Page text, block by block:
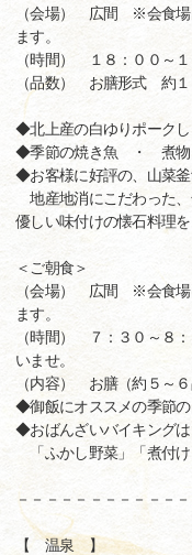
（会場） 広間 ※会食場
ます。
（時間） １８：００～
（品数） お膳形式 約１
◆北上産の白ゆりポーク
◆季節の焼き魚 ・ 煮
◆お客様に好評の、山菜
地産地消にこだわった、
優しい味付けの懐石料理を
＜ご朝食＞
（会場） 広間 ※会食場
ます。
（時間） ７：３０～８
いませ。
（内容） お膳（約５～
◆御飯にオススメの季節
◆おばんざいバイキング
「ふかし野菜」「煮付け
－－－－－－－－－－－
【 温泉 】